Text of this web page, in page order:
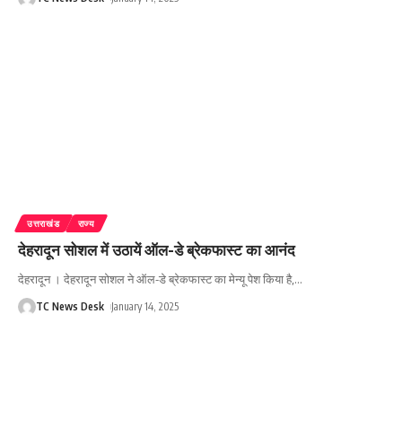
उत्तराखंड राज्य
देहरादून सोशल में उठायें ऑल-डे ब्रेकफास्ट का आनंद
देहरादून । देहरादून सोशल ने ऑल-डे ब्रेकफास्ट का मेन्यू पेश किया है,…
TC News Desk January 14, 2025